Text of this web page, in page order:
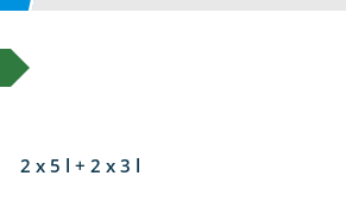
2 x 5 l + 2 x 3 l